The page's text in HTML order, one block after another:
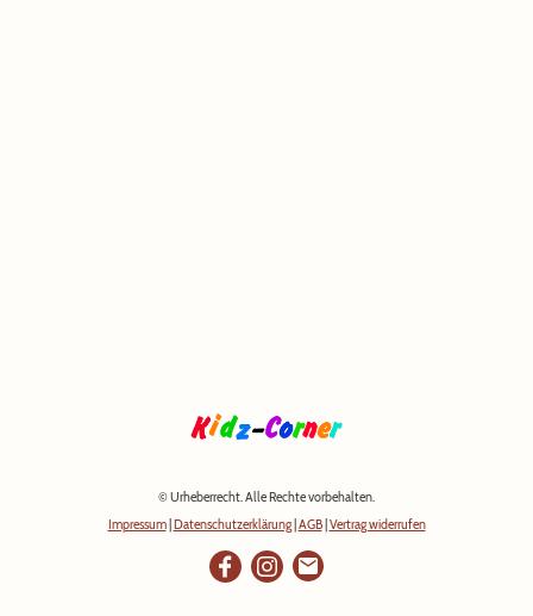
© Urheberrecht. Alle Rechte vorbehalten.
Impressum| Datenschutzerklärung| AGB| Vertrag widerrufen